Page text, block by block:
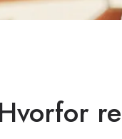
Hvorfor